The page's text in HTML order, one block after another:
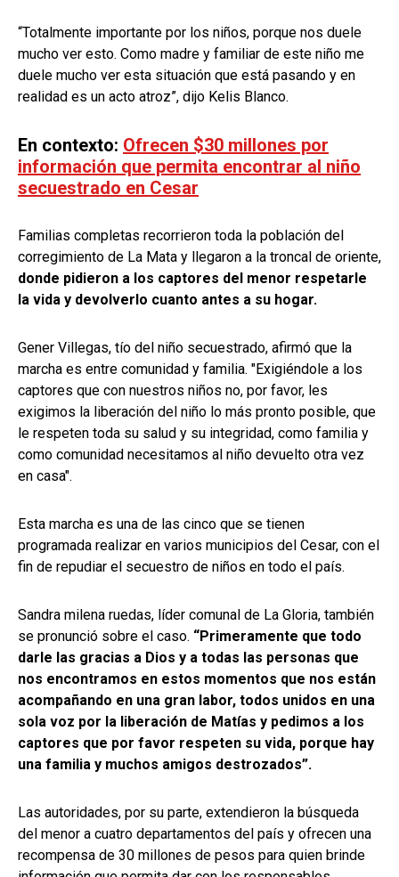
“Totalmente importante por los niños, porque nos duele
mucho ver esto. Como madre y familiar de este niño me
duele mucho ver esta situación que está pasando y en
realidad es un acto atroz”, dijo Kelis Blanco.
En contexto: Ofrecen $30 millones por
información que permita encontrar al niño
secuestrado en Cesar
Familias completas recorrieron toda la población del
corregimiento de La Mata y llegaron a la troncal de oriente,
donde pidieron a los captores del menor respetarle
la vida y devolverlo cuanto antes a su hogar.
Gener Villegas, tío del niño secuestrado, afirmó que la
marcha es entre comunidad y familia. "Exigiéndole a los
captores que con nuestros niños no, por favor, les
exigimos la liberación del niño lo más pronto posible, que
le respeten toda su salud y su integridad, como familia y
como comunidad necesitamos al niño devuelto otra vez
en casa".
Esta marcha es una de las cinco que se tienen
programada realizar en varios municipios del Cesar, con el
fin de repudiar el secuestro de niños en todo el país.
Sandra milena ruedas, líder comunal de La Gloria, también
se pronunció sobre el caso. “Primeramente que todo
darle las gracias a Dios y a todas las personas que
nos encontramos en estos momentos que nos están
acompañando en una gran labor, todos unidos en una
sola voz por la liberación de Matías y pedimos a los
captores que por favor respeten su vida, porque hay
una familia y muchos amigos destrozados”.
Las autoridades, por su parte, extendieron la búsqueda
del menor a cuatro departamentos del país y ofrecen una
recompensa de 30 millones de pesos para quien brinde